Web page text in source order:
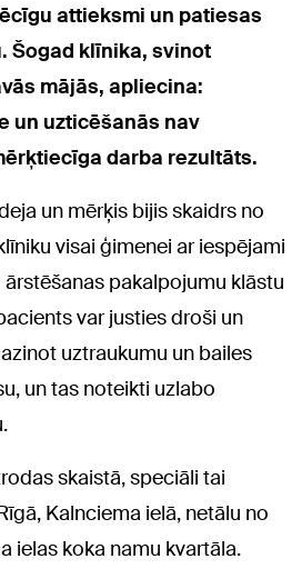
attieksmi un patiesas
Šogad klīnika, svinot
mājās, apliecina:
un uzticēšanās nav
darba rezultāts.
un mērķis bijis skaidrs no
visai ģimenei ar iespējami
pakalpojumu klāstu
var justies droši un
uztraukumu un bailes
un tas noteikti uzlabo
skaistā, speciāli tai
Kalnciema ielā, netālu no
ielas koka namu kvartāla.